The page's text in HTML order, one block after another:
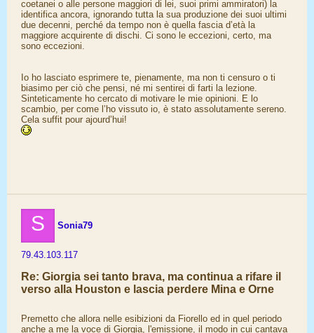
coetanei o alle persone maggiori di lei, suoi primi ammiratori) la
identifica ancora, ignorando tutta la sua produzione dei suoi ultimi
due decenni, perché da tempo non è quella fascia d’età la
maggiore acquirente di dischi. Ci sono le eccezioni, certo, ma
sono eccezioni.
Io ho lasciato esprimere te, pienamente, ma non ti censuro o ti
biasimo per ciò che pensi, né mi sentirei di farti la lezione.
Sinteticamente ho cercato di motivare le mie opinioni. E lo
scambio, per come l’ho vissuto io, è stato assolutamente sereno.
Cela suffit pour ajourd’hui!
S Sonia79
79.43.103.117
Re: Giorgia sei tanto brava, ma continua a rifare il
verso alla Houston e lascia perdere Mina e Orne
Premetto che allora nelle esibizioni da Fiorello ed in quel periodo
anche a me la voce di Giorgia, l'emissione, il modo in cui cantava